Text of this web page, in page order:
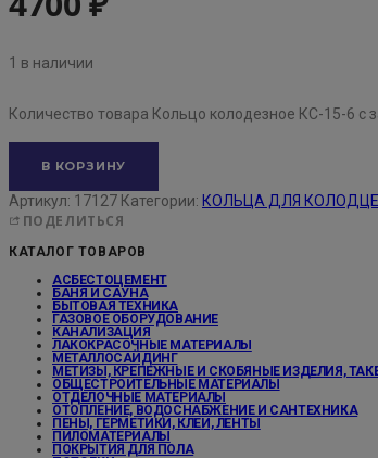
1 в наличии
Количество товара Кольцо колодезное КС-15-6 с
В КОРЗИНУ
Артикул: 17127 Категории: КОЛЬЦА ДЛЯ
ПОДЕЛИТЬСЯ
КАТАЛОГ ТОВАРОВ
АСБЕСТОЦЕМЕНТ
БАНЯ И САУНА
БЫТОВАЯ ТЕХНИКА
ГАЗОВОЕ ОБОРУДОВАНИЕ
КАНАЛИЗАЦИЯ
ЛАКОКРАСОЧНЫЕ МАТЕРИАЛЫ
МЕТАЛЛОСАЙДИНГ
МЕТИЗЫ, КРЕПЕЖНЫЕ И СКОБЯНЫЕ ИЗДЕЛИЯ,
ОБЩЕСТРОИТЕЛЬНЫЕ МАТЕРИАЛЫ
ОТДЕЛОЧНЫЕ МАТЕРИАЛЫ
ОТОПЛЕНИЕ, ВОДОСНАБЖЕНИЕ И САНТЕХНИКА
ПЕНЫ, ГЕРМЕТИКИ, КЛЕИ, ЛЕНТЫ
ПИЛОМАТЕРИАЛЫ
ПОКРЫТИЯ ДЛЯ ПОЛА